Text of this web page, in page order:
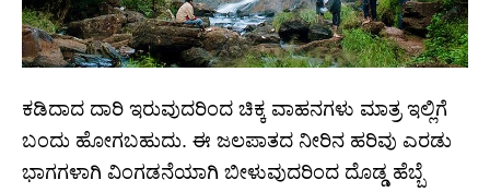
ಕಡಿದಾದ ದಾರಿ ಇರುವುದರಿಂದ ಚಿಕ್ಕ ವಾಹನಗಳು ಮಾತ್ರ ಇಲ್ಲಿಗೆ
ಬಂದು ಹೋಗಬಹುದು. ಈ ಜಲಪಾತದ ನೀರಿನ ಹರಿವು ಎರಡು
ಭಾಗಗಳಾಗಿ ವಿಂಗಡನೆಯಾಗಿ ಬೀಳುವುದರಿಂದ ದೊಡ್ಡ ಹೆಬ್ಬೆ